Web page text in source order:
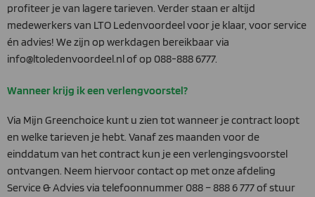
profiteer je van lagere tarieven. Verder staan er altijd
medewerkers van LTO Ledenvoordeel voor je klaar, voor service
én advies! We zijn op werkdagen bereikbaar via
info@ltoledenvoordeel.nl of op 088-888 6777.
Wanneer krijg ik een verlengvoorstel?
Via Mijn Greenchoice kunt u zien tot wanneer je contract loopt
en welke tarieven je hebt. Vanaf zes maanden voor de
einddatum van het contract kun je een verlengingsvoorstel
ontvangen. Neem hiervoor contact op met onze afdeling
Service & Advies via telefoonnummer 088 – 888 6 777 of stuur